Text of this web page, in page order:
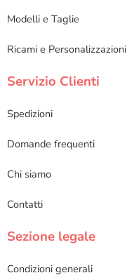
Modelli e Taglie
Ricami e Personalizzazioni
Servizio Clienti
Spedizioni
Domande frequenti
Chi siamo
Contatti
Sezione legale
Condizioni generali